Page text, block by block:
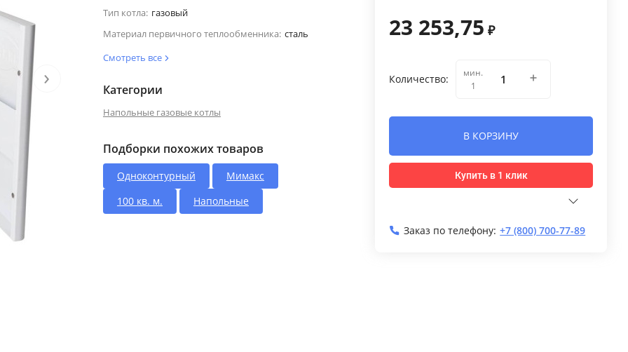
›
Тип котла: газовый
Материал первичного теплообменника: сталь
Смотреть все
Категории
Напольные газовые котлы
Подборки похожих товаров
Одноконтурный
Мимакс
100 кв. м.
Напольные
23 253,75 ₽
Количество:
мин.
1
В КОРЗИНУ
Купить в 1 клик
Заказ по телефону: +7 (800) 700-77-89